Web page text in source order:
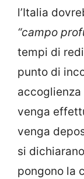
l’Italia
“campo
tempi di
punto di
venga
venga
si
pongono la